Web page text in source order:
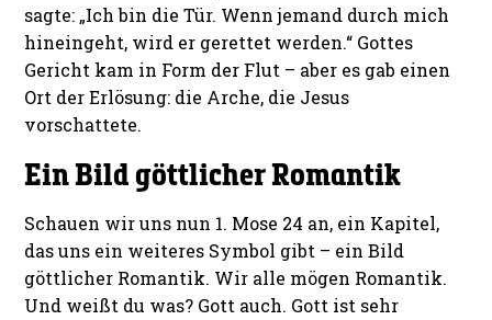
sagte: „Ich bin die Tür. Wenn jemand durch mich
hineingeht, wird er gerettet werden.“ Gottes
Gericht kam in Form der Flut – aber es gab einen
Ort der Erlösung: die Arche, die Jesus
vorschattete.
Ein Bild göttlicher Romantik
Schauen wir uns nun 1. Mose 24 an, ein Kapitel,
das uns ein weiteres Symbol gibt – ein Bild
göttlicher Romantik. Wir alle mögen Romantik.
Und weißt du was? Gott auch. Gott ist sehr